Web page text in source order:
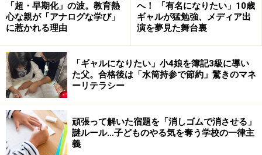
これは最近、コレステロールについて今までなされてき
た健康指南がアメリカ人の体質（DNA情報や民族的特長
など）にとっては有効であっても、日本人の体質には必
「超・早期化」の波。教育熱
心な親が「アナログな学び」
に惹かれる理由
へ！ 「有名になりたい」10歳
ギャルが猛勉強、メディア出
演を夢見た舞台裏
「ギャルになりたい」小4娘を簿記3級に導い
た父。合格後は「水筒持参で節約」驚きのマネ
ーリテラシー
頑張って解いた宿題を「消しゴムで消させる」
謎ルール…子どものやる気を奪う学校の一律主
義